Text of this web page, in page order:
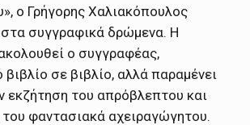
ο Γρήγορης Χαλιακόπουλος
στα συγγραφικά δρώμενα. Η
ο συγγραφέας,
σε βιβλίο, αλλά παραμένει
εκζήτηση του απρόβλεπτου και
του φαντασιακά αχειραγώγητου.